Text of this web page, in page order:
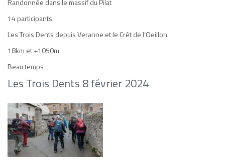
Randonnée dans le massif du Pilat
14 participants.
Les Trois Dents depuis Veranne et le Crêt de l’Oeillon.
18km et +1050m.
Beau temps
Les Trois Dents 8 février 2024